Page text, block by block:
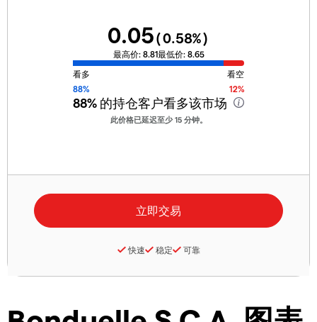
0.05(0.58%)
最高价: 8.81最低价: 8.65
看多
看空
88%
12%
88% 的持仓客户看多该市场
此价格已延迟至少 15 分钟。
快速 稳定 可靠